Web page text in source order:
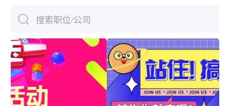
搜索职位/公司